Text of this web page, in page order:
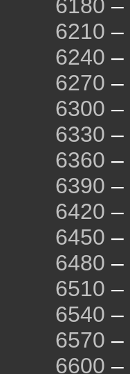
6180 –
6210 –
6240 –
6270 –
6300 –
6330 –
6360 –
6390 –
6420 –
6450 –
6480 –
6510 –
6540 –
6570 –
6600 –